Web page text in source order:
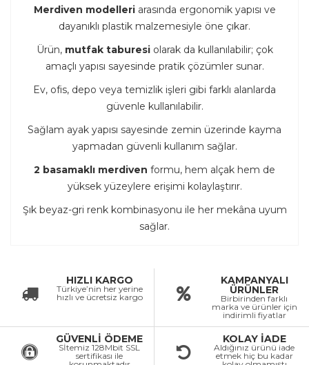
Merdiven modelleriarasında ergonomik yapısı ve
dayanıklı plastik malzemesiyle öne çıkar.
Ürün, mutfak taburesiolarak da kullanılabilir; çok
amaçlı yapısı sayesinde pratik çözümler sunar.
Ev, ofis, depo veya temizlik işleri gibi farklı alanlarda
güvenle kullanılabilir.
Sağlam ayak yapısı sayesinde zemin üzerinde kayma
yapmadan güvenli kullanım sağlar.
2 basamaklı merdiven formu, hem alçak hem de
yüksek yüzeylere erişimi kolaylaştırır.
Şık beyaz-gri renk kombinasyonu ile her mekâna uyum
sağlar.
HIZLI KARGO
Türkiye’nin her yerine
hızlı ve ücretsiz kargo
KAMPANYALI
ÜRÜNLER
Birbirinden farklı
marka ve ürünler için
indirimli fiyatlar
GÜVENLİ ÖDEME
Sİtemiz 128Mbit SSL
sertifikası ile
KOLAY İADE
Aldığınız ürünü iade
etmek hiç bu kadar